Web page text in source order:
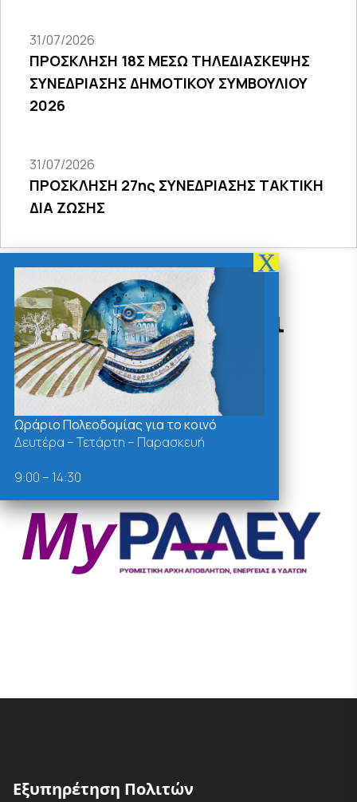
31/07/2026
ΠΡΟΣΚΛΗΣΗ 18Σ ΜΕΣΩ ΤΗΛΕΔΙΑΣΚΕΨΗΣ
ΣΥΝΕΔΡΙΑΣΗΣ ΔΗΜΟΤΙΚΟΥ ΣΥΜΒΟΥΛΙΟΥ
2026
31/07/2026
ΠΡΟΣΚΛΗΣΗ 27ης ΣΥΝΕΔΡΙΑΣΗΣ ΤΑΚΤΙΚΗ
ΔΙΑ ΖΩΣΗΣ
Δράσεις - Χρήσιμοι
Σύνδεσμοι
Εξυπηρέτηση Πολιτών
Ωράριο Πολεοδομίας για το κοινό
Δευτέρα – Τετάρτη – Παρασκευή
9:00 – 14:30